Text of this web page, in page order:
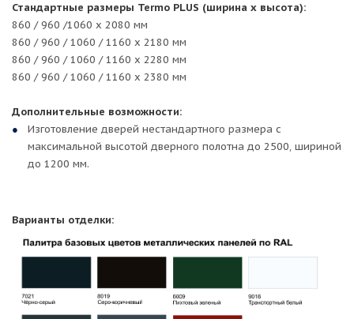
Стандартные размеры Termo PLUS (ширина х высота):
860 / 960 /1060 х 2080 мм
860 / 960 / 1060 / 1160 х 2180 мм
860 / 960 / 1060 / 1160 х 2280 мм
860 / 960 / 1060 / 1160 х 2380 мм
Дополнительные возможности:
Изготовление дверей нестандартного размера с
максимальной высотой дверного полотна до 2500, шириной
до 1200 мм.
Варианты отделки: